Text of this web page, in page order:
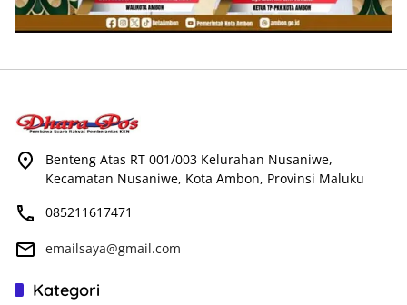
Benteng Atas RT 001/003 Kelurahan Nusaniwe,
Kecamatan Nusaniwe, Kota Ambon, Provinsi Maluku
085211617471
emailsaya@gmail.com
Kategori